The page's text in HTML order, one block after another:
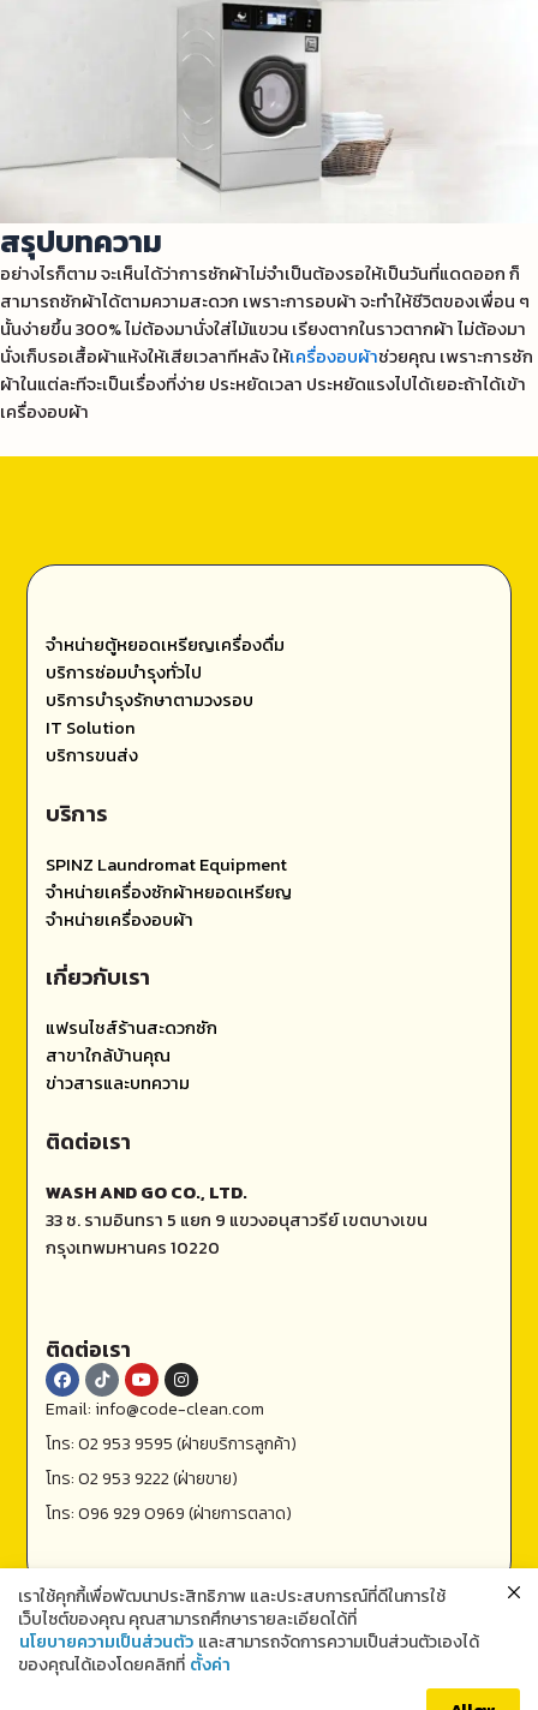
สรุปบทความ
อย่างไรก็ตาม จะเห็นได้ว่าการซักผ้าไม่จำเป็นต้องรอให้เป็นวันที่แดดออก ก็
สามารถซักผ้าได้ตามความสะดวก เพราะการอบผ้า จะทำให้ชีวิตของเพื่อน ๆ
นั้นง่ายขึ้น 300% ไม่ต้องมานั่งใส่ไม้แขวน เรียงตากในราวตากผ้า ไม่ต้องมา
นั่งเก็บรอเสื้อผ้าแห้งให้เสียเวลาทีหลัง ให้เครื่องอบผ้าช่วยคุณ เพราะการซัก
ผ้าในแต่ละทีจะเป็นเรื่องที่ง่าย ประหยัดเวลา ประหยัดแรงไปได้เยอะถ้าได้เข้า
เครื่องอบผ้า
ติดต่อเรา
WASH AND GO CO., LTD.
33 ซ. รามอินทรา 5 แยก 9 แขวงอนุสาวรีย์ เขตบางเขน
กรุงเทพมหานคร 10220
เกี่ยวกับเรา
แฟรนไชส์ร้านสะดวกซัก
สาขาใกล้บ้านคุณ
ข่าวสารและบทความ
บริการ
SPINZ Laundromat Equipment
จำหน่ายเครื่องซักผ้าหยอดเหรียญ
จำหน่ายเครื่องอบผ้า
จำหน่ายตู้หยอดเหรียญเครื่องดื่ม
บริการซ่อมบำรุงทั่วไป
บริการบำรุงรักษาตามวงรอบ
IT Solution
บริการขนส่ง
ติดต่อเรา
Email: info@code-clean.com
โทร: 02 953 9595 (ฝ่ายบริการลูกค้า)
โทร: 02 953 9222 (ฝ่ายขาย)
โทร: 096 929 0969 (ฝ่ายการตลาด)
เราใช้คุกกี้เพื่อพัฒนาประสิทธิภาพ และประสบการณ์ที่ดีในการใช้
เว็บไซต์ของคุณ คุณสามารถศึกษารายละเอียดได้ที่
นโยบายความเป็นส่วนตัว และสามารถจัดการความเป็นส่วนตัวเองได้
ของคุณได้เองโดยคลิกที่ ตั้งค่า